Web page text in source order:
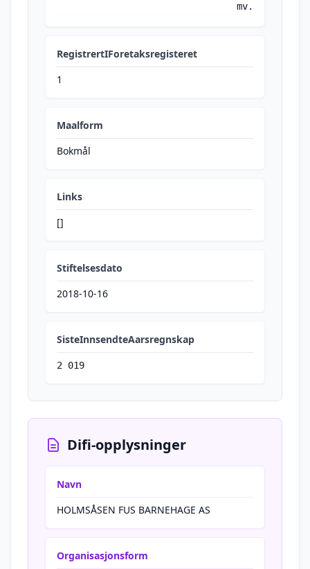
mv.
RegistrertIForetaksregisteret
1
Maalform
Bokmål
Links
[]
Stiftelsesdato
2018-10-16
SisteInnsendteAarsregnskap
2 019
Difi-opplysninger
Navn
HOLMSÅSEN FUS BARNEHAGE AS
Organisasjonsform